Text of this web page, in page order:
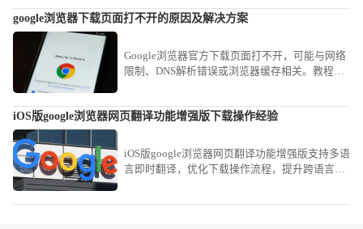
移。
google浏览器下载页面打不开的原因及解决方案
Google浏览器官方下载页面打不开，可能与网络
限制、DNS解析错误或浏览器缓存相关。教程分
iOS版google浏览器网页翻译功能增强版下载操作经验
iOS版google浏览器网页翻译功能增强版支持多语
言即时翻译，优化下载操作流程，提升跨语言网